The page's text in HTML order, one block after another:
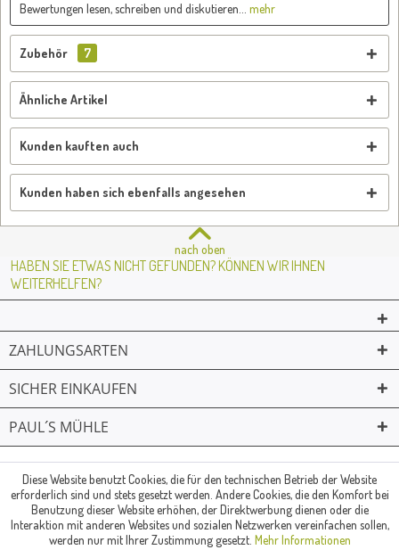
Bewertungen lesen, schreiben und diskutieren...
mehr
Zubehör 7
Ähnliche Artikel
Kunden kauften auch
Kunden haben sich ebenfalls angesehen
nach oben
HABEN SIE ETWAS NICHT GEFUNDEN? KÖNNEN WIR IHNEN
WEITERHELFEN?
ZAHLUNGSARTEN
SICHER EINKAUFEN
PAUL´S MÜHLE
© Paul's Mühle | Inhaber: Christof Paul e.K. | Westring 2 | 45659
Recklinghausen
Fax: 02361 -28831 | E-Mail: info@pauls-muehle.de
Diese Website benutzt Cookies, die für den technischen Betrieb der Website
erforderlich sind und stets gesetzt werden. Andere Cookies, die den Komfort bei
Benutzung dieser Website erhöhen, der Direktwerbung dienen oder die
Interaktion mit anderen Websites und sozialen Netzwerken vereinfachen sollen,
werden nur mit Ihrer Zustimmung gesetzt. Mehr Informationen